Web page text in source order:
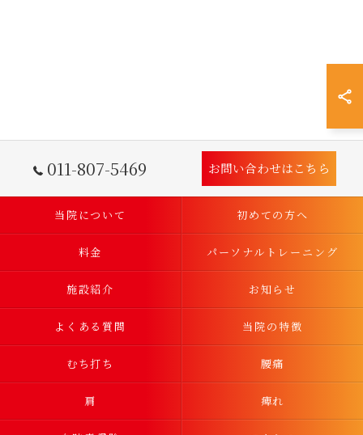
011-807-5469 お問い合わせはこちら
当院について 初めての方へ
料金 パーソナルトレーニング
施設紹介 お知らせ
よくある質問 当院の特徴
むち打ち 腰痛
肩 痺れ